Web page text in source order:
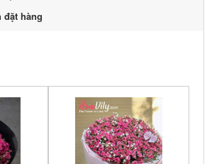
đặt hàng